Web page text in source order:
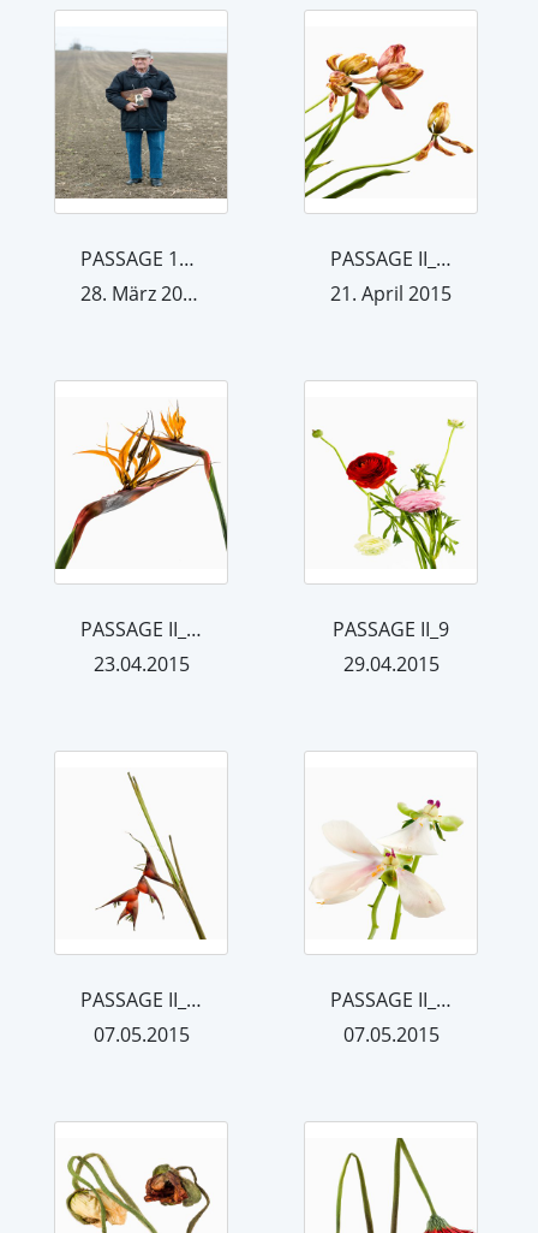
PASSAGE 1_25
28. März 2015
PASSAGE II_18
21. April 2015
PASSAGE II_34
23.04.2015
PASSAGE II_9
29.04.2015
PASSAGE II_21
07.05.2015
PASSAGE II_39
07.05.2015